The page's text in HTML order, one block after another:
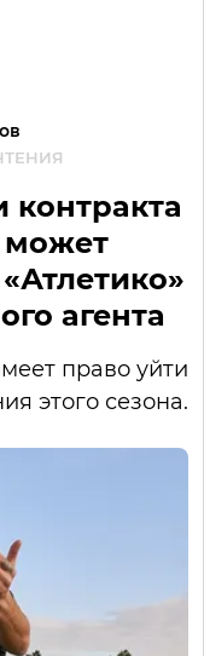
может
агента
право уйти
этого сезона.